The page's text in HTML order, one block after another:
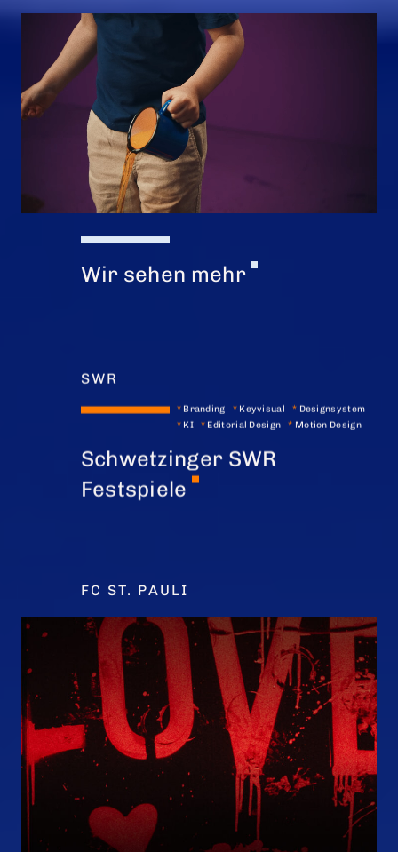
Wir sehen mehr
SWR
* Branding * Keyvisual * Designsystem
* KI * Editorial Design * Motion Design
Schwetzinger SWR
Festspiele
FC ST. PAULI